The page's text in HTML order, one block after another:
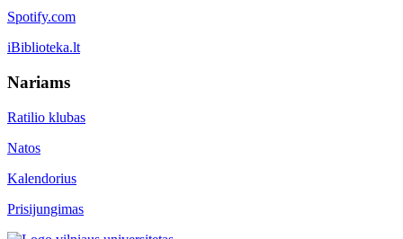
Spotify.com
iBiblioteka.lt
Nariams
Ratilio klubas
Natos
Kalendorius
Prisijungimas